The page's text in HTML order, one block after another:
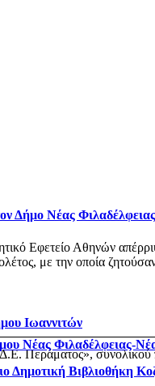
Δήμο Νέας
Εφετείο Αθηνών
με την οποία
Ιωαννιτών
Περάματος»,
Νέας Φιλαδέλφειας-
Δημοτική Βιβλιοθήκη